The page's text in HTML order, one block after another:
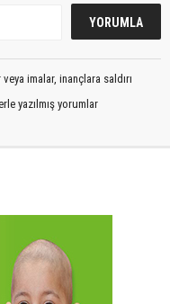
imalar, inançlara saldırı
yazılmış yorumlar